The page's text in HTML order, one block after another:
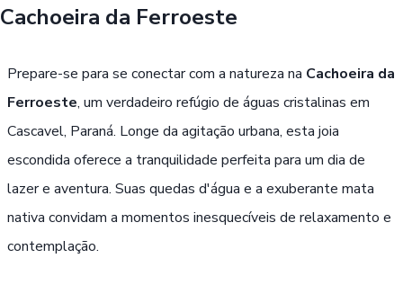
Cachoeira da Ferroeste
Prepare-se para se conectar com a natureza na Cachoeira da
Ferroeste, um verdadeiro refúgio de águas cristalinas em
Cascavel, Paraná. Longe da agitação urbana, esta joia
escondida oferece a tranquilidade perfeita para um dia de
lazer e aventura. Suas quedas d'água e a exuberante mata
nativa convidam a momentos inesquecíveis de relaxamento e
contemplação.